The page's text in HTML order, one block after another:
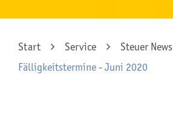
Start Service
Steuer News
Fälligkeitstermine - Juni 2020